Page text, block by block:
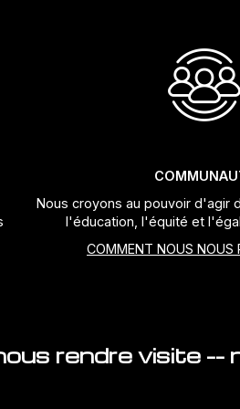
Nous croyons au pouvoir d'agir
l'éducation, l'équité et
COMMENT NOUS NOUS
rendre visite --